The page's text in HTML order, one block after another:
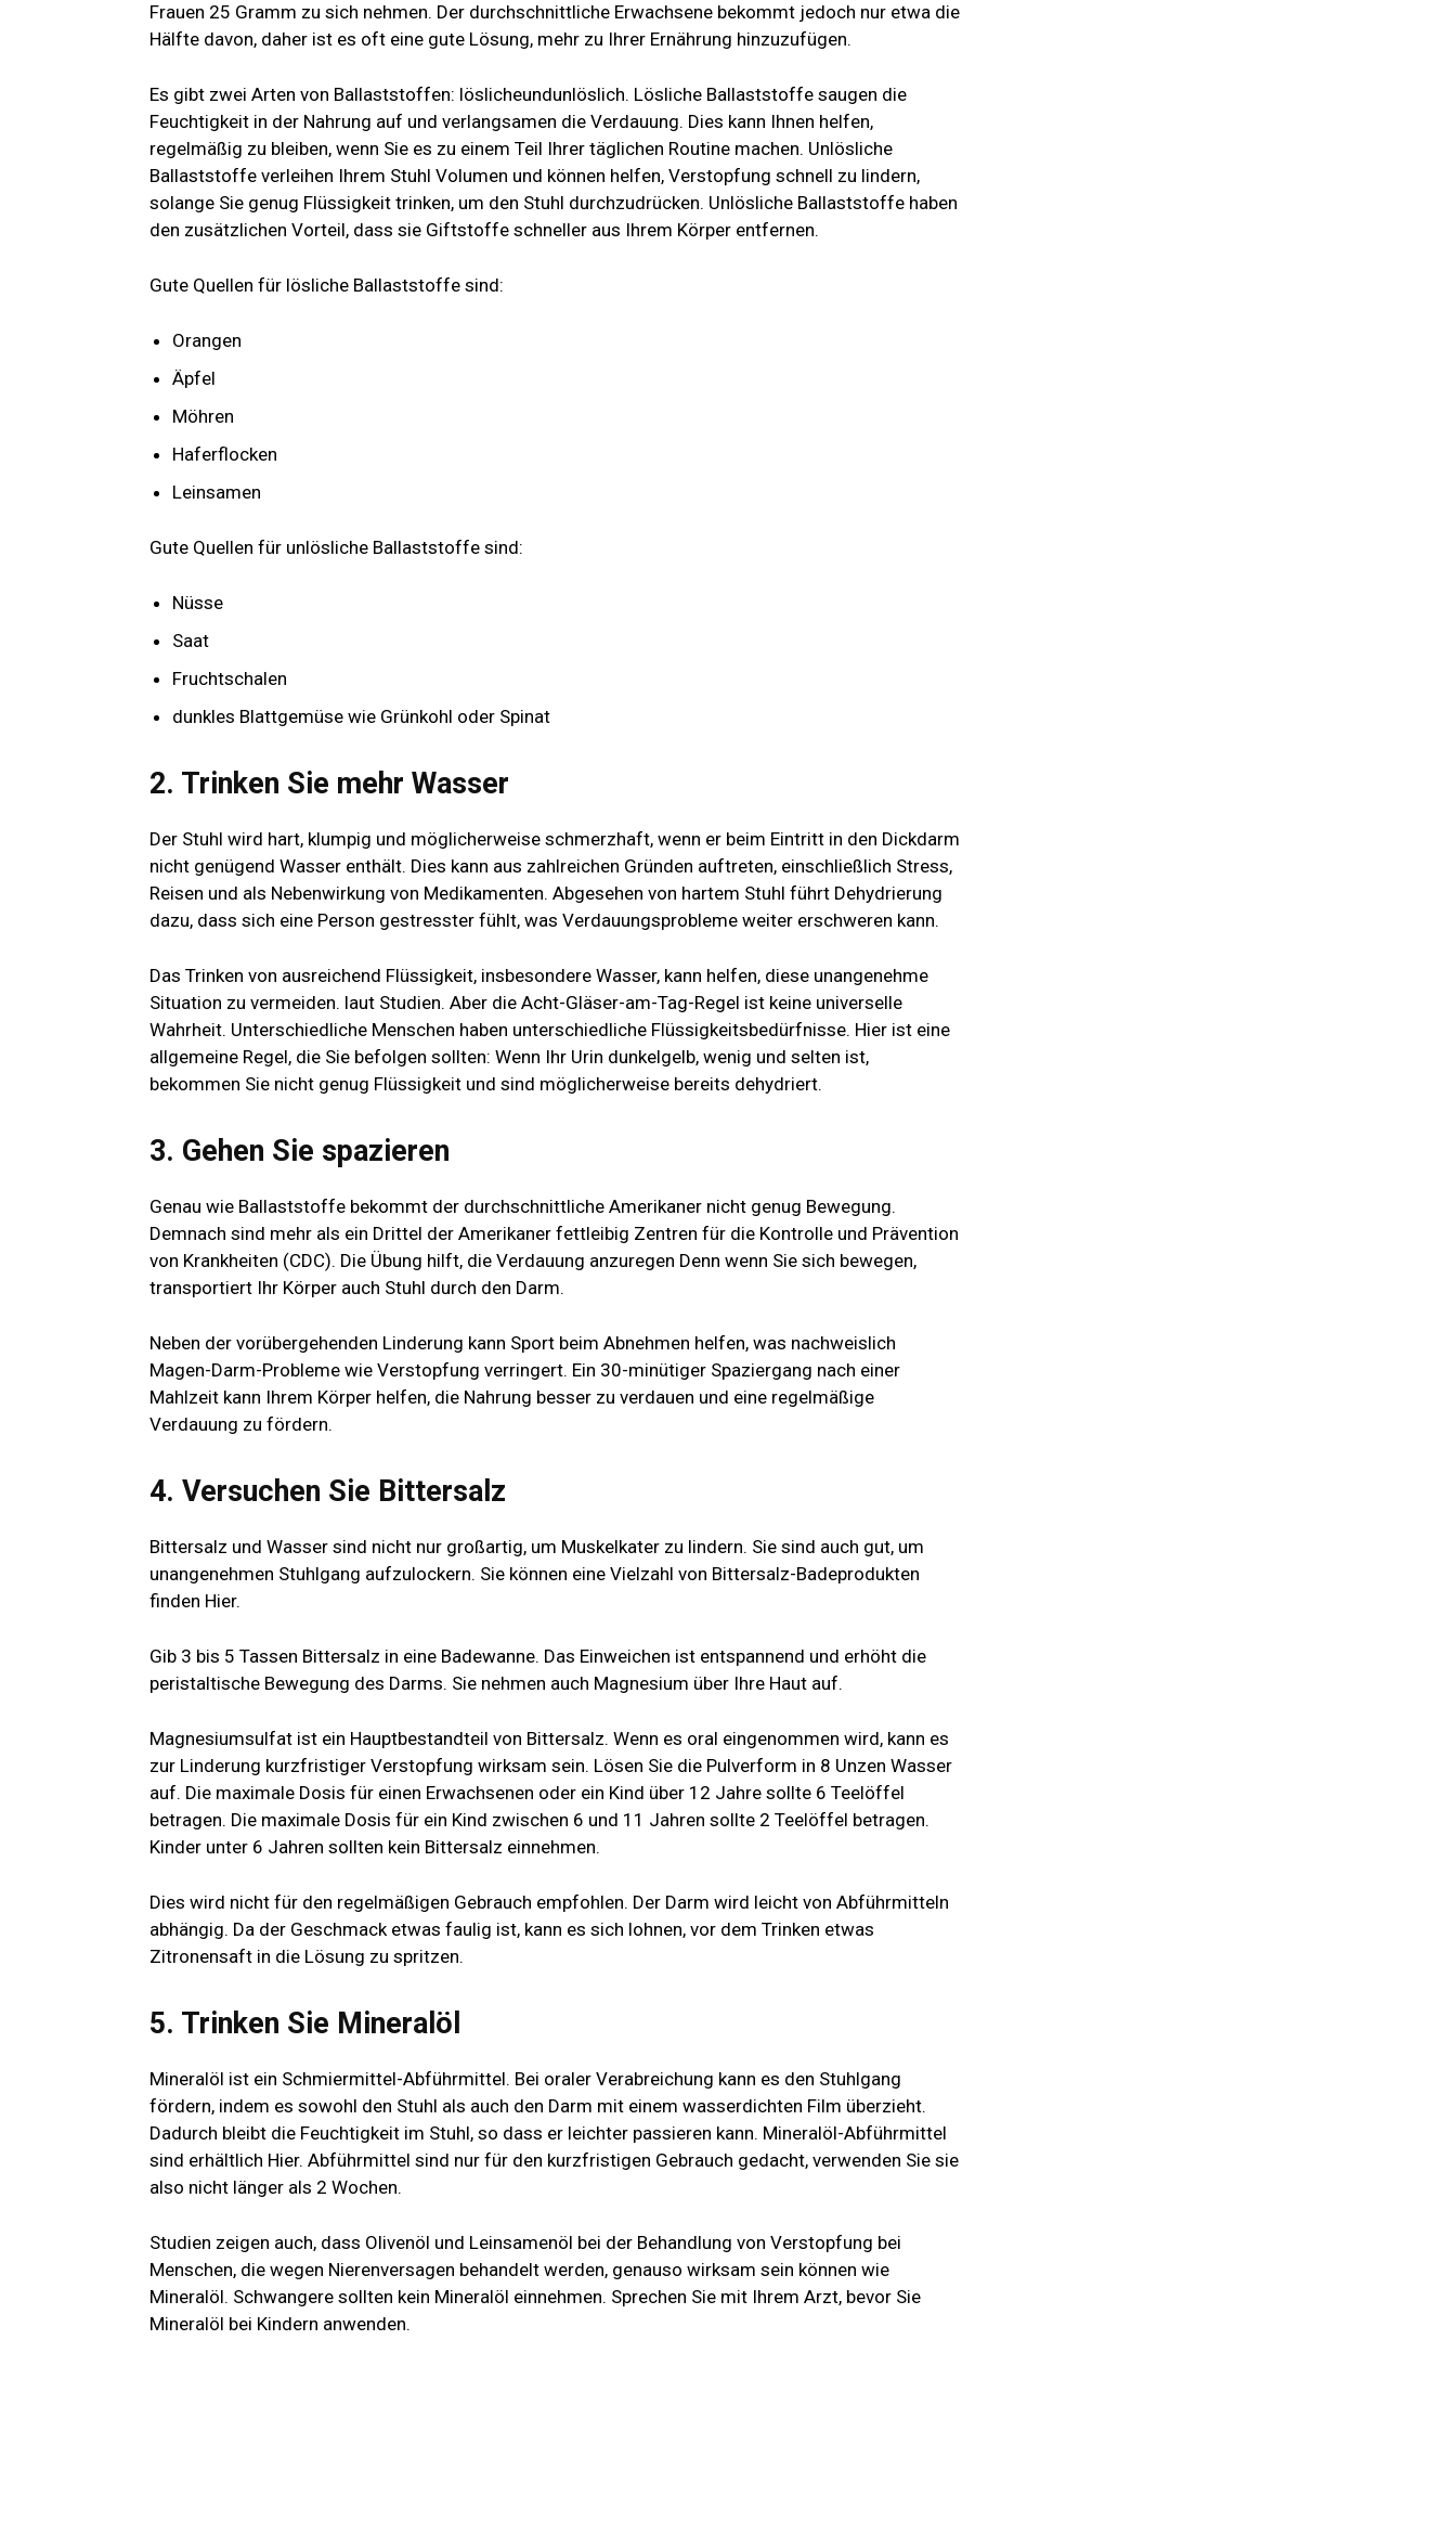
Frauen 25 Gramm zu sich nehmen. Der durchschnittliche Erwachsene bekommt jedoch nur etwa die
Hälfte davon, daher ist es oft eine gute Lösung, mehr zu Ihrer Ernährung hinzuzufügen.
Es gibt zwei Arten von Ballaststoffen: löslicheundunlöslich. Lösliche Ballaststoffe saugen die
Feuchtigkeit in der Nahrung auf und verlangsamen die Verdauung. Dies kann Ihnen helfen,
regelmäßig zu bleiben, wenn Sie es zu einem Teil Ihrer täglichen Routine machen. Unlösliche
Ballaststoffe verleihen Ihrem Stuhl Volumen und können helfen, Verstopfung schnell zu lindern,
solange Sie genug Flüssigkeit trinken, um den Stuhl durchzudrücken. Unlösliche Ballaststoffe haben
den zusätzlichen Vorteil, dass sie Giftstoffe schneller aus Ihrem Körper entfernen.
Gute Quellen für lösliche Ballaststoffe sind:
Orangen
Äpfel
Möhren
Haferflocken
Leinsamen
Gute Quellen für unlösliche Ballaststoffe sind:
Nüsse
Saat
Fruchtschalen
dunkles Blattgemüse wie Grünkohl oder Spinat
2. Trinken Sie mehr Wasser
Der Stuhl wird hart, klumpig und möglicherweise schmerzhaft, wenn er beim Eintritt in den Dickdarm
nicht genügend Wasser enthält. Dies kann aus zahlreichen Gründen auftreten, einschließlich Stress,
Reisen und als Nebenwirkung von Medikamenten. Abgesehen von hartem Stuhl führt Dehydrierung
dazu, dass sich eine Person gestresster fühlt, was Verdauungsprobleme weiter erschweren kann.
Das Trinken von ausreichend Flüssigkeit, insbesondere Wasser, kann helfen, diese unangenehme
Situation zu vermeiden. laut Studien. Aber die Acht-Gläser-am-Tag-Regel ist keine universelle
Wahrheit. Unterschiedliche Menschen haben unterschiedliche Flüssigkeitsbedürfnisse. Hier ist eine
allgemeine Regel, die Sie befolgen sollten: Wenn Ihr Urin dunkelgelb, wenig und selten ist,
bekommen Sie nicht genug Flüssigkeit und sind möglicherweise bereits dehydriert.
3. Gehen Sie spazieren
Genau wie Ballaststoffe bekommt der durchschnittliche Amerikaner nicht genug Bewegung.
Demnach sind mehr als ein Drittel der Amerikaner fettleibig Zentren für die Kontrolle und Prävention
von Krankheiten (CDC). Die Übung hilft, die Verdauung anzuregen Denn wenn Sie sich bewegen,
transportiert Ihr Körper auch Stuhl durch den Darm.
Neben der vorübergehenden Linderung kann Sport beim Abnehmen helfen, was nachweislich
Magen-Darm-Probleme wie Verstopfung verringert. Ein 30-minütiger Spaziergang nach einer
Mahlzeit kann Ihrem Körper helfen, die Nahrung besser zu verdauen und eine regelmäßige
Verdauung zu fördern.
4. Versuchen Sie Bittersalz
Bittersalz und Wasser sind nicht nur großartig, um Muskelkater zu lindern. Sie sind auch gut, um
unangenehmen Stuhlgang aufzulockern. Sie können eine Vielzahl von Bittersalz-Badeprodukten
finden Hier.
Gib 3 bis 5 Tassen Bittersalz in eine Badewanne. Das Einweichen ist entspannend und erhöht die
peristaltische Bewegung des Darms. Sie nehmen auch Magnesium über Ihre Haut auf.
Magnesiumsulfat ist ein Hauptbestandteil von Bittersalz. Wenn es oral eingenommen wird, kann es
zur Linderung kurzfristiger Verstopfung wirksam sein. Lösen Sie die Pulverform in 8 Unzen Wasser
auf. Die maximale Dosis für einen Erwachsenen oder ein Kind über 12 Jahre sollte 6 Teelöffel
betragen. Die maximale Dosis für ein Kind zwischen 6 und 11 Jahren sollte 2 Teelöffel betragen.
Kinder unter 6 Jahren sollten kein Bittersalz einnehmen.
Dies wird nicht für den regelmäßigen Gebrauch empfohlen. Der Darm wird leicht von Abführmitteln
abhängig. Da der Geschmack etwas faulig ist, kann es sich lohnen, vor dem Trinken etwas
Zitronensaft in die Lösung zu spritzen.
5. Trinken Sie Mineralöl
Mineralöl ist ein Schmiermittel-Abführmittel. Bei oraler Verabreichung kann es den Stuhlgang
fördern, indem es sowohl den Stuhl als auch den Darm mit einem wasserdichten Film überzieht.
Dadurch bleibt die Feuchtigkeit im Stuhl, so dass er leichter passieren kann. Mineralöl-Abführmittel
sind erhältlich Hier. Abführmittel sind nur für den kurzfristigen Gebrauch gedacht, verwenden Sie sie
also nicht länger als 2 Wochen.
Studien zeigen auch, dass Olivenöl und Leinsamenöl bei der Behandlung von Verstopfung bei
Menschen, die wegen Nierenversagen behandelt werden, genauso wirksam sein können wie
Mineralöl. Schwangere sollten kein Mineralöl einnehmen. Sprechen Sie mit Ihrem Arzt, bevor Sie
Mineralöl bei Kindern anwenden.